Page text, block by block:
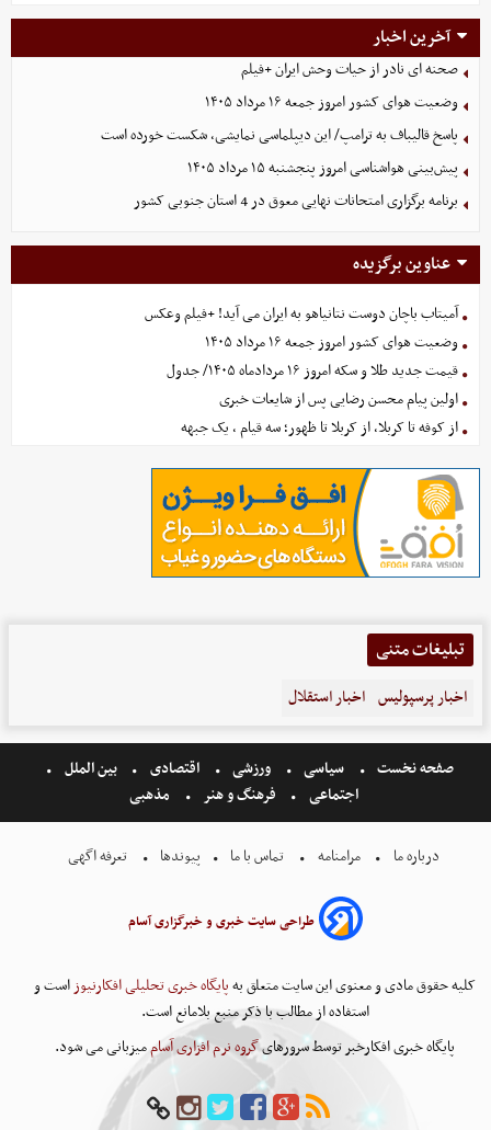
آخرین اخبار
صحنه ای نادر از حیات وحش ایران +فیلم
وضعیت هوای کشور امروز جمعه ۱۶ مرداد ۱۴۰۵
پاسخ قالیباف به ترامپ/ این دیپلماسی نمایشی، شکست خورده است
پیش‌بینی هواشناسی امروز پنجشنبه ۱۵ مرداد ۱۴۰۵
برنامه برگزاری امتحانات نهایی معوق در 4 استان جنوبی کشور
عناوین برگزیده
آمیتاب باچان دوست نتانیاهو به ایران می آید! +فیلم وعکس
وضعیت هوای کشور امروز جمعه ۱۶ مرداد ۱۴۰۵
قیمت جدید طلا و سکه امروز ۱۶ مردادماه ۱۴۰۵/ جدول
اولین پیام محسن رضایی پس از شایعات خبری
از کوفه تا کربلا، از کربلا تا ظهور؛ سه قیام ، یک جبهه
تبلیغات متنی
اخبار پرسپولیس اخبار استقلال
صفحه نخست سیاسی ورزشی اقتصادی
بین الملل
اجتماعی
فرهنگ و هنر مذهبی
درباره ما مرامنامه تماس با ما پیوندها تعرفه اگهی
طراحی سایت خبری و خبرگزاری آسام
کلیه حقوق مادی و معنوی این سایت متعلق بهپایگاه خبری تحلیلی افکارنیوزاست و
استفاده از مطالب با ذکر منبع بلامانع است.
پایگاه خبری افکارخبر توسط سرورهایگروه نرم افزاری آساممیزبانی می شود.